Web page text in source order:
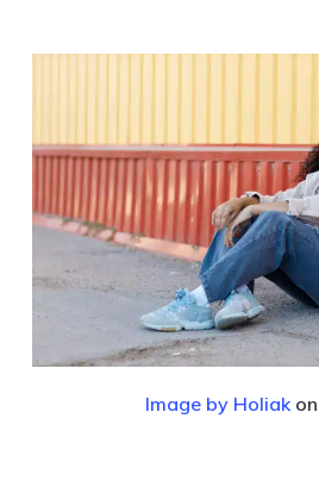
Image by Holiakon